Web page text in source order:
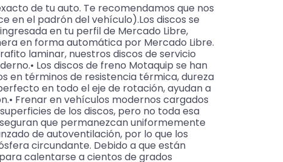
de tu auto. Te recomendamos que nos
en el padrón del vehículo).Los discos se
en tu perfil de Mercado Libre,
en forma automática por Mercado Libre.
laminar, nuestros discos de servicio
Los discos de freno Motaquip se han
en términos de resistencia térmica, dureza
en todo el eje de rotación, ayudan a
Frenar en vehículos modernos cargados
de los discos, pero no toda esa
que permanezcan uniformemente
de autoventilación, por lo que los
circundante. Debido a que están
calentarse a cientos de grados